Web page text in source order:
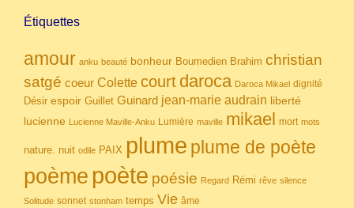
Étiquettes
amour anku beauté bonheur Boumedien Brahim christian
satgé coeur Colette court daroca Daroca Mikael dignité
Désir espoir Guillet Guinard jean-marie audrain liberté
lucienne Lucienne Maville-Anku Lumière maville mikael mort mots
nature. nuit odile PAIX plume plume de poète
poème poète poésie Regard Rémi rêve silence
Solitude sonnet stonham temps Vie âme